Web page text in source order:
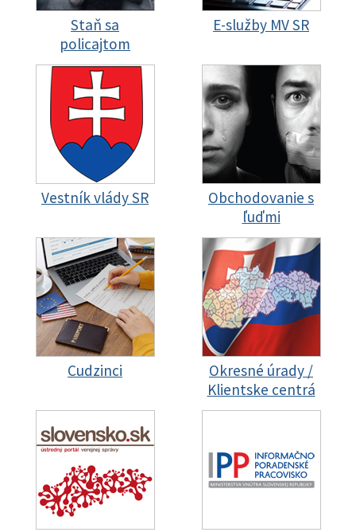
Staň sa
policajtom
E-služby MV SR
Vestník vlády SR
Obchodovanie s
ľuďmi
Cudzinci
Okresné úrady /
Klientske centrá